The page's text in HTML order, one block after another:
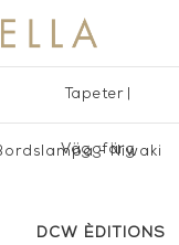
Tapeter |
Väggfärg
- Niwaki
DCW ÈDITIONS